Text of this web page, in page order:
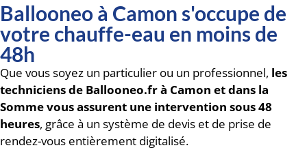
Ballooneo à Camon s'occupe de
votre chauffe-eau en moins de
48h
Que vous soyez un particulier ou un professionnel, les
techniciens de Ballooneo.fr à Camon et dans la
Somme vous assurent une intervention sous 48
heures, grâce à un système de devis et de prise de
rendez-vous entièrement digitalisé.